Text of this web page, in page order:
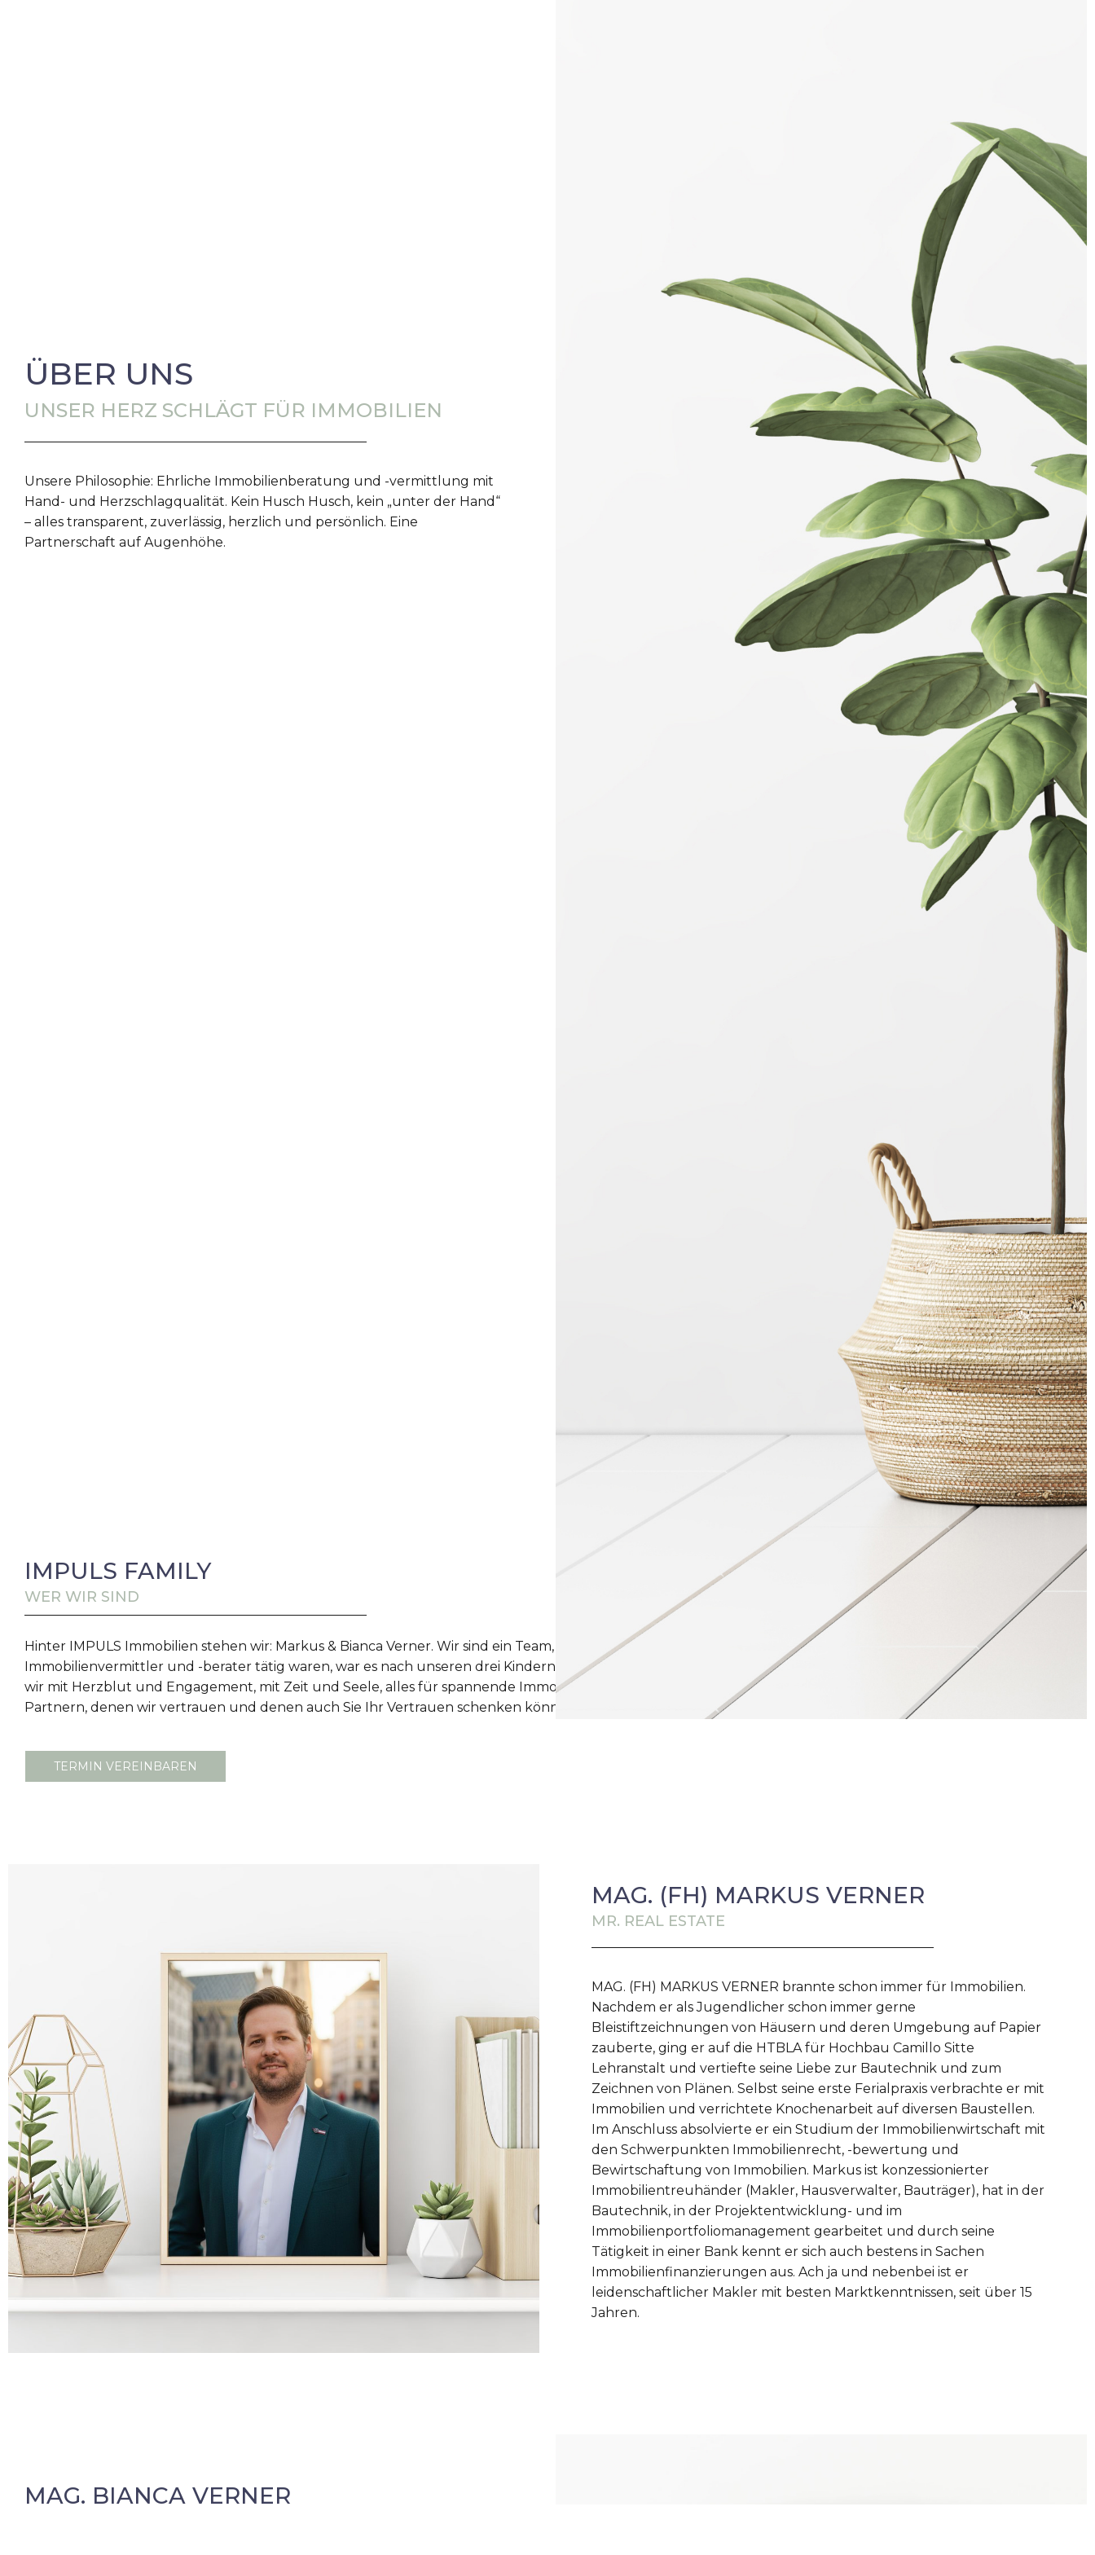
ÜBER UNS
UNSER HERZ SCHLÄGT FÜR IMMOBILIEN
Unsere Philosophie: Ehrliche Immobilienberatung und -vermittlung mit
Hand- und Herzschlagqualität. Kein Husch Husch, kein „unter der Hand“
– alles transparent, zuverlässig, herzlich und persönlich. Eine
Partnerschaft auf Augenhöhe.
IMPULS FAMILY
WER WIR SIND
Hinter IMPULS Immobilien stehen wir: Markus & Bianca Verner. Wir sind ein Team, beruflich und auch privat. Da wir nebenbei schon immer als
Immobilienvermittler und -berater tätig waren, war es nach unseren drei Kindern (Elias, Julian & Moritz) Zeit für noch ein Baby: Unsere eigene Firma hinter der
wir mit Herzblut und Engagement, mit Zeit und Seele, alles für spannende Immobilienprojekte tun. Unser langjähriges, verlässliches Netzwerk besteht aus
Partnern, denen wir vertrauen und denen auch Sie Ihr Vertrauen schenken können.
TERMIN VEREINBAREN
MAG. (FH) MARKUS VERNER
MR. REAL ESTATE
MAG. (FH) MARKUS VERNER brannte schon immer für Immobilien.
Nachdem er als Jugendlicher schon immer gerne
Bleistiftzeichnungen von Häusern und deren Umgebung auf Papier
zauberte, ging er auf die HTBLA für Hochbau Camillo Sitte
Lehranstalt und vertiefte seine Liebe zur Bautechnik und zum
Zeichnen von Plänen. Selbst seine erste Ferialpraxis verbrachte er mit
Immobilien und verrichtete Knochenarbeit auf diversen Baustellen.
Im Anschluss absolvierte er ein Studium der Immobilienwirtschaft mit
den Schwerpunkten Immobilienrecht, -bewertung und
Bewirtschaftung von Immobilien. Markus ist konzessionierter
Immobilientreuhänder (Makler, Hausverwalter, Bauträger), hat in der
Bautechnik, in der Projektentwicklung- und im
Immobilienportfoliomanagement gearbeitet und durch seine
Tätigkeit in einer Bank kennt er sich auch bestens in Sachen
Immobilienfinanzierungen aus. Ach ja und nebenbei ist er
leidenschaftlicher Makler mit besten Marktkenntnissen, seit über 15
Jahren.
MAG. BIANCA VERNER